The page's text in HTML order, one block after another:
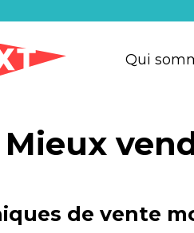
Qui
de vente